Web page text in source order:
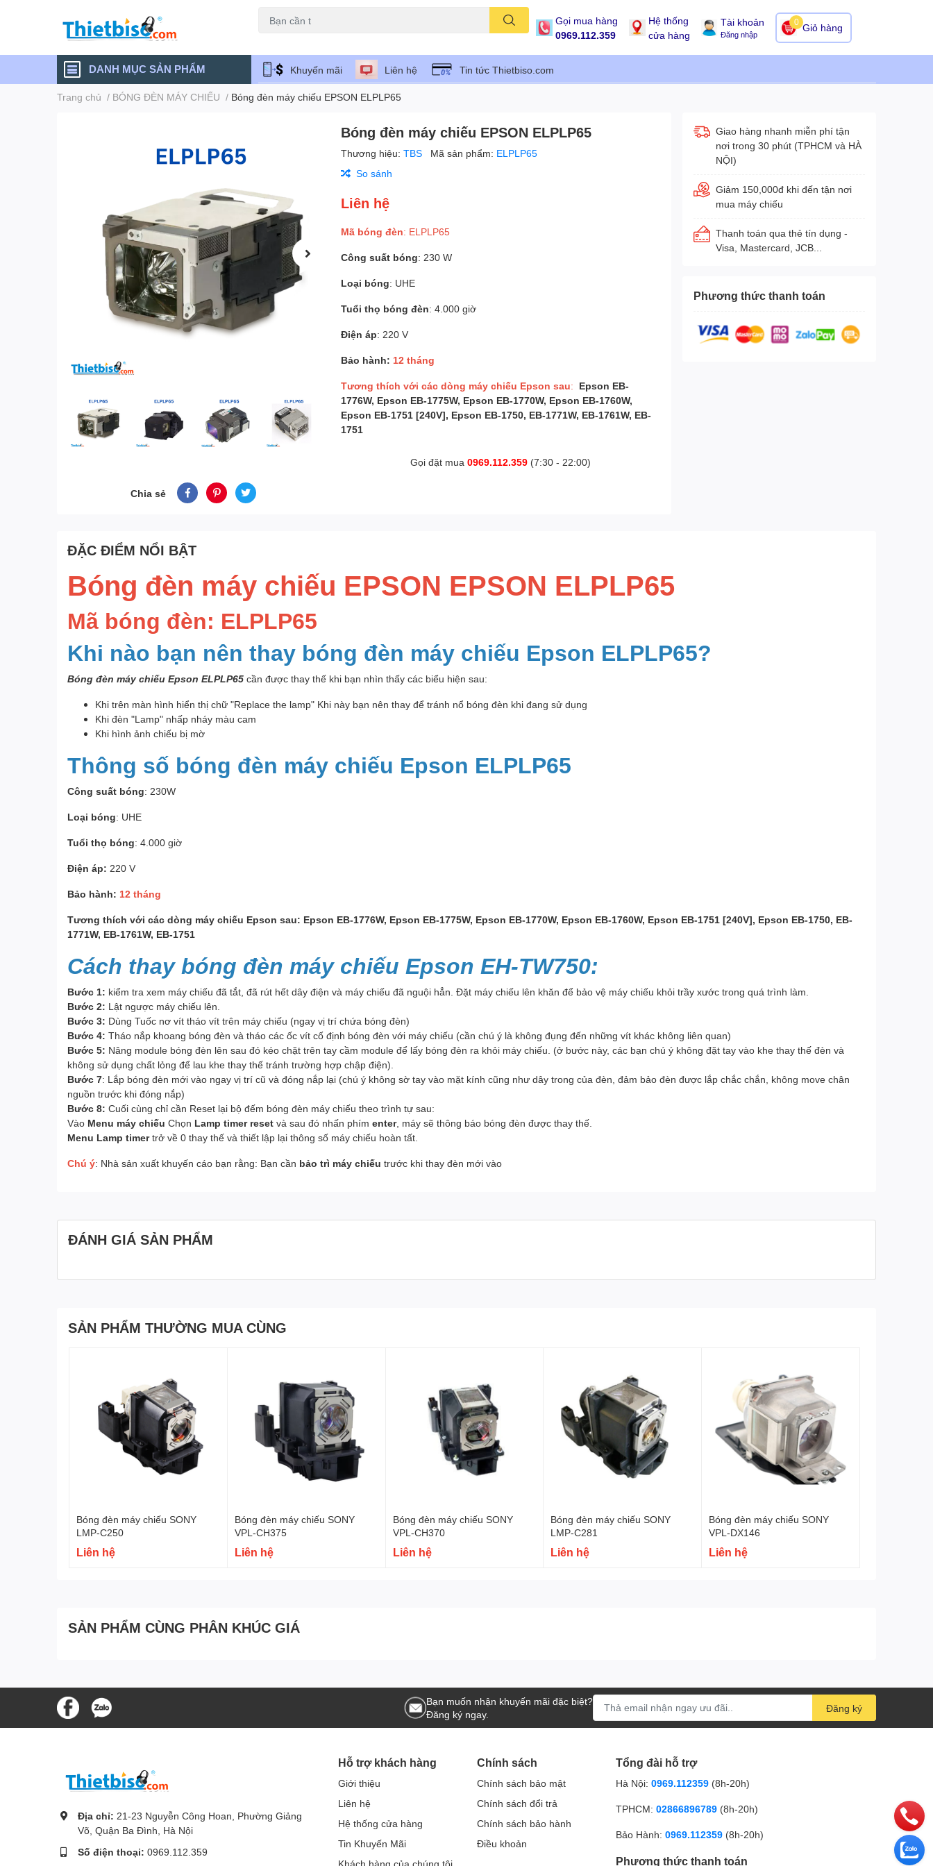
Gọi mua hàng
0969.112.359
Hệ thống
cửa hàng
Tài khoản
Đăng nhập
Giỏ hàng
0
DANH MỤC SẢN PHẨM Khuyến mãi Liên hệ Tin tức Thietbiso.com
Trang chủ / BÓNG ĐÈN MÁY CHIẾU / Bóng đèn máy chiếu EPSON ELPLP65
Chia sẻ
Bóng đèn máy chiếu EPSON ELPLP65
Thương hiệu:TBS Mã sản phẩm: ELPLP65
So sánh
Liên hệ
Mã bóng đèn: ELPLP65
Công suất bóng: 230 W
Loại bóng: UHE
Tuổi thọ bóng đèn: 4.000 giờ
Điện áp: 220 V
Bảo hành: 12 tháng
Tương thích với các dòng máy chiếu Epson sau: Epson EB-
1776W, Epson EB-1775W, Epson EB-1770W, Epson EB-1760W,
Epson EB-1751 [240V], Epson EB-1750, EB-1771W, EB-1761W, EB-
1751
Gọi đặt mua0969.112.359 (7:30 - 22:00)
Giao hàng nhanh miễn phí tận
nơi trong 30 phút (TPHCM và HÀ
NỘI)
Giảm 150,000đ khi đến tận nơi
mua máy chiếu
Thanh toán qua thẻ tín dụng -
Visa, Mastercard, JCB...
Phương thức thanh toán
ĐẶC ĐIỂM NỔI BẬT
Bóng đèn máy chiếu EPSON EPSON ELPLP65
Mã bóng đèn: ELPLP65
Khi nào bạn nên thay bóng đèn máy chiếu Epson ELPLP65?
Bóng đèn máy chiếu Epson ELPLP65 cần được thay thế khi bạn nhìn thấy các biểu hiện sau:
Khi trên màn hình hiển thị chữ "Replace the lamp" Khi này bạn nên thay để tránh nổ bóng đèn khi đang sử dụng
Khi đèn "Lamp" nhấp nháy màu cam
Khi hình ảnh chiếu bị mờ
Thông số bóng đèn máy chiếu Epson ELPLP65
Công suất bóng: 230W
Loại bóng: UHE
Tuổi thọ bóng: 4.000 giờ
Điện áp: 220 V
Bảo hành: 12 tháng
Tương thích với các dòng máy chiếu Epson sau: Epson EB-1776W, Epson EB-1775W, Epson EB-1770W, Epson EB-1760W, Epson EB-1751 [240V], Epson EB-1750, EB-
1771W, EB-1761W, EB-1751
Cách thay bóng đèn máy chiếu Epson EH-TW750:
Bước 1: kiểm tra xem máy chiếu đã tắt, đã rút hết dây điện và máy chiếu đã nguội hẳn. Đặt máy chiếu lên khăn để bảo vệ máy chiếu khỏi trầy xước trong quá trình làm.
Bước 2: Lật ngược máy chiếu lên.
Bước 3: Dùng Tuốc nơ vít tháo vít trên máy chiếu (ngay vị trí chứa bóng đèn)
Bước 4: Tháo nắp khoang bóng đèn và tháo các ốc vít cố định bóng đèn với máy chiếu (cần chú ý là không đụng đến những vít khác không liên quan)
Bước 5: Nâng module bóng đèn lên sau đó kéo chặt trên tay cầm module để lấy bóng đèn ra khỏi máy chiếu. (ở bước này, các bạn chú ý không đặt tay vào khe thay thế đèn và
không sử dụng chất lỏng để lau khe thay thế tránh trường hợp chập điện).
Bước 7: Lắp bóng đèn mới vào ngay vị trí cũ và đóng nắp lại (chú ý không sờ tay vào mặt kính cũng như dây trong của đèn, đảm bảo đèn được lắp chắc chắn, không move chân
nguồn trước khi đóng nắp)
Bước 8: Cuối cùng chỉ cần Reset lại bộ đếm bóng đèn máy chiếu theo trình tự sau:
Vào Menu máy chiếu Chọn Lamp timer reset và sau đó nhấn phím enter, máy sẽ thông báo bóng đèn được thay thế.
Menu Lamp timertrở về 0 thay thế và thiết lập lại thông số máy chiếu hoàn tất.
Chú ý: Nhà sản xuất khuyến cáo bạn rằng: Bạn cần bảo trì máy chiếu trước khi thay đèn mới vào
ĐÁNH GIÁ SẢN PHẨM
SẢN PHẨM THƯỜNG MUA CÙNG
Bóng đèn máy chiếu SONY
LMP-C250
Liên hệ
Bóng đèn máy chiếu SONY
VPL-CH375
Liên hệ
Bóng đèn máy chiếu SONY
VPL-CH370
Liên hệ
Bóng đèn máy chiếu SONY
LMP-C281
Liên hệ
Bóng đèn máy chiếu SONY
VPL-DX146
Liên hệ
SẢN PHẨM CÙNG PHÂN KHÚC GIÁ
Bạn muốn nhận khuyến mãi đặc biệt?
Đăng ký ngay.
Đăng ký
Địa chỉ: 21-23 Nguyễn Công Hoan, Phường Giảng
Võ, Quận Ba Đình, Hà Nội
Số điện thoại: 0969.112.359
Hỗ trợ khách hàng
Giới thiệu
Liên hệ
Hệ thống cửa hàng
Tin Khuyến Mãi
Khách hàng của chúng tôi
Chính sách
Chính sách bảo mật
Chính sách đổi trả
Chính sách bảo hành
Điều khoản
Tổng đài hỗ trợ
Hà Nội: 0969.112359 (8h-20h)
TPHCM: 02866896789 (8h-20h)
Bảo Hành: 0969.112359 (8h-20h)
Phương thức thanh toán